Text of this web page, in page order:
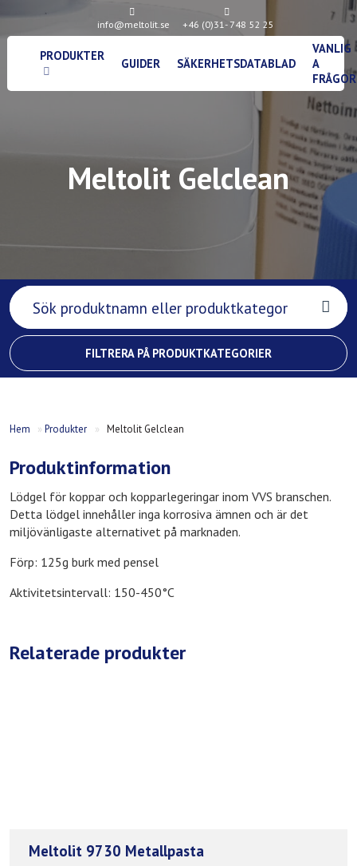
info@meltolit.se +46 (0)31- 748 52 25
PRODUKTER
GUIDER SÄKERHETSDATABLAD
VANLIG
A
FRÅGOR
Meltolit Gelclean
FILTRERA PÅ PRODUKTKATEGORIER
Hem »Produkter » Meltolit Gelclean
Produktinformation
Lödgel för koppar och kopparlegeringar inom VVS branschen.
Detta lödgel innehåller inga korrosiva ämnen och är det
miljövänligaste alternativet på marknaden.
Förp: 125g burk med pensel
Aktivitetsintervall: 150-450°C
Relaterade produkter
Meltolit 9730 Metallpasta